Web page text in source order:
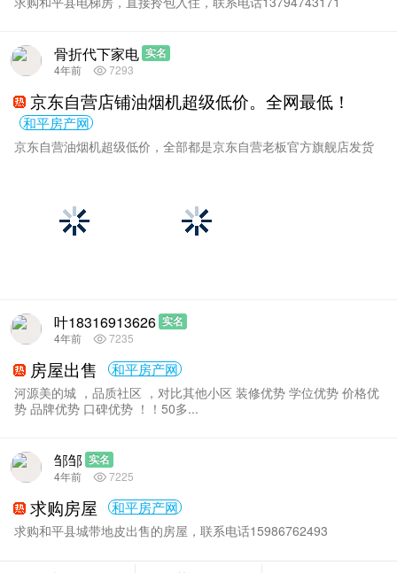
实名
骨折代下家电
4年前 7293
京东自营店铺油烟机超级低价。全网最低！
和平房产网
京东自营油烟机超级低价，全部都是京东自营老板官方旗舰店发货
实名
叶18316913626
4年前 7235
房屋出售 和平房产网
河源美的城 ，品质社区 ，对比其他小区 装修优势 学位优势 价格优
势 品牌优势 口碑优势 ！！50多...
实名
邹邹
4年前 7225
求购房屋 和平房产网
求购和平县城带地皮出售的房屋，联系电话15986762493